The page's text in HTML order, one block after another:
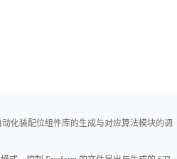
化装配位组件库的生成与对应算法模块的调